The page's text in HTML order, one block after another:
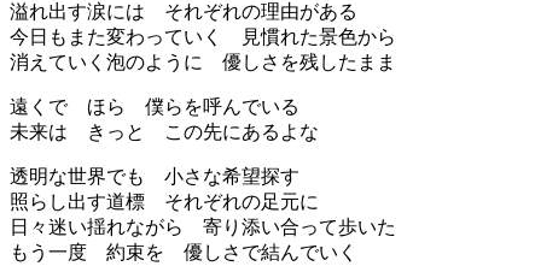
溢れ出す涙には それぞれの理由がある
今日もまた変わっていく 見慣れた景色から
消えていく泡のように 優しさを残したまま
遠くで ほら 僕らを呼んでいる
未来は きっと この先にあるよな
透明な世界でも 小さな希望探す
照らし出す道標 それぞれの足元に
日々迷い揺れながら 寄り添い合って歩いた
もう一度 約束を 優しさで結んでいく